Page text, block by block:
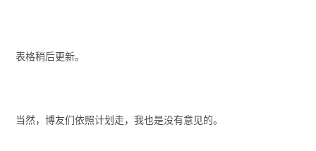
表格稍后更新。
当然，博友们依照计划走，我也是没有意见的。